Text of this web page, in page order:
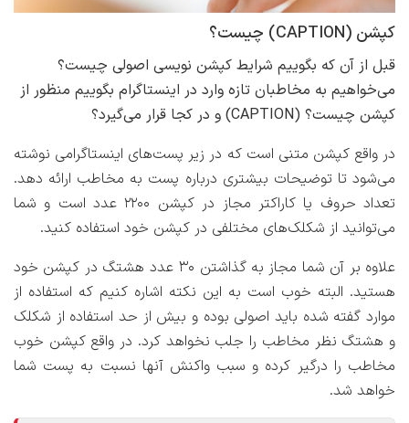
کپشن (CAPTION) چیست؟
قبل از آن که بگوییم شرایط کپشن نویسی اصولی چیست؟
می‌خواهیم به مخاطبان تازه وارد در اینستاگرام بگوییم منظور از
کپشن چیست؟ (CAPTION) و در کجا قرار می‌گیرد؟
در واقع کپشن متنی است که در زیر پست‌های اینستاگرامی نوشته
می‌شود تا توضیحات بیشتری درباره پست به مخاطب ارائه دهد.
تعداد حروف یا کاراکتر مجاز در کپشن ۲۲۰۰ عدد است و شما
می‌توانید از شکلک‌های مختلفی در کپشن خود استفاده کنید.
علاوه بر آن شما مجاز به گذاشتن ۳۰ عدد هشتگ در کپشن خود
هستید. البته خوب است به این نکته اشاره کنیم که استفاده از
موارد گفته شده باید اصولی بوده و بیش از حد استفاده از شکلک
و هشتگ نظر مخاطب را جلب نخواهد کرد. در واقع کپشن خوب
مخاطب را درگیر کرده و سبب واکنش آنها نسبت به پست شما
خواهد شد.